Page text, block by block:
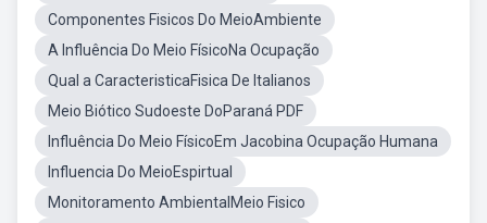
Componentes Fisicos Do MeioAmbiente
A Influência Do Meio FísicoNa Ocupação
Qual a CaracteristicaFisica De Italianos
Meio Biótico Sudoeste DoParaná PDF
Influência Do Meio FísicoEm Jacobina Ocupação Humana
Influencia Do MeioEspirtual
Monitoramento AmbientalMeio Fisico